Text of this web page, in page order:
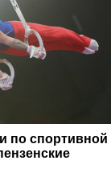
по спортивной